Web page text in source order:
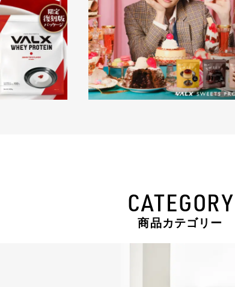
CATEGORY
商品カテゴリー